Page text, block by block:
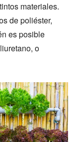
materiales.
de poliéster,
es posible
o